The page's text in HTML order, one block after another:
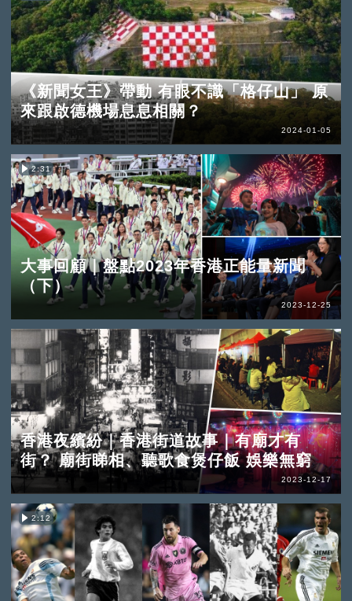
《新聞女王》帶動 有眼不識「格仔山」 原
來跟啟德機場息息相關？
2024-01-05
2:31
大事回顧｜盤點2023年香港正能量新聞
（下）
2023-12-25
香港夜繽紛｜香港街道故事｜有廟才有
街？ 廟街睇相、聽歌食煲仔飯 娛樂無窮
2023-12-17
2:12